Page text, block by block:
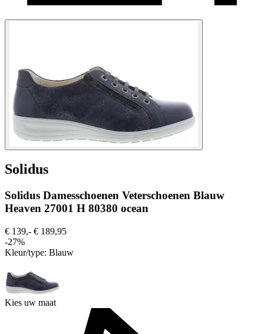
Solidus
Solidus Damesschoenen Veterschoenen Blauw
Heaven 27001 H 80380 ocean
€ 139,- € 189,95
-27%
Kleur/type: Blauw
Kies uw maat